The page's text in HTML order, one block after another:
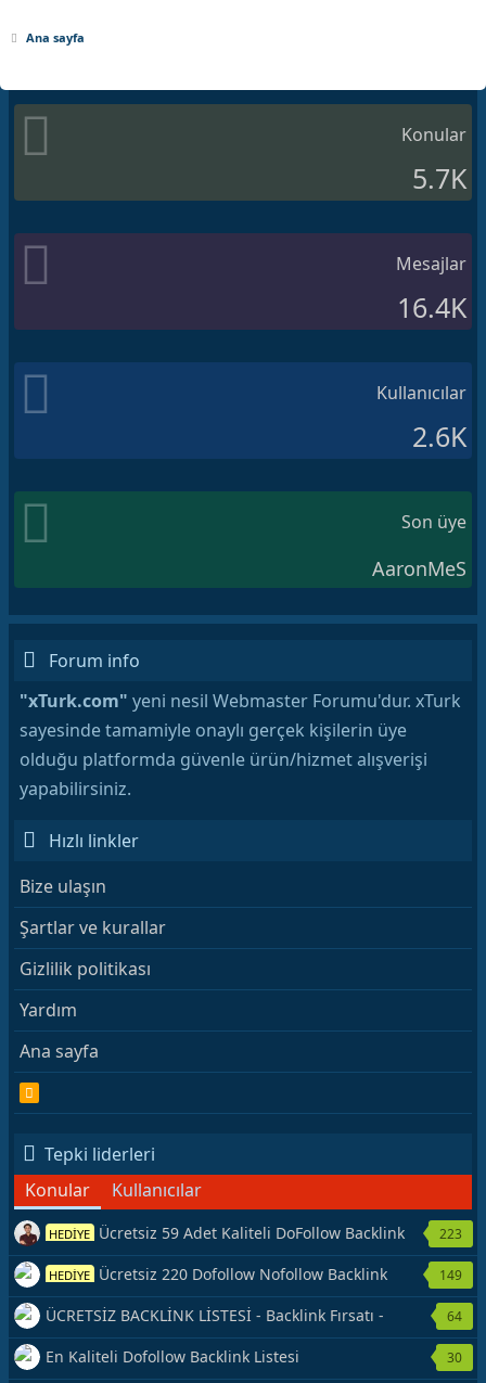
Ana sayfa
Konular
5.7K
Mesajlar
16.4K
Kullanıcılar
2.6K
Son üye
AaronMeS
Forum info
"xTurk.com" yeni nesil Webmaster Forumu'dur. xTurk
sayesinde tamamiyle onaylı gerçek kişilerin üye
olduğu platformda güvenle ürün/hizmet alışverişi
yapabilirsiniz.
Hızlı linkler
Bize ulaşın
Şartlar ve kurallar
Gizlilik politikası
Yardım
Ana sayfa
S
Tepki liderleri
Konular
Kullanıcılar
HEDİYE Ücretsiz 59 Adet Kaliteli DoFollow Backlink
Kaynağı Veriyorum.
223
HEDİYE Ücretsiz 220 Dofollow Nofollow Backlink
Veriyorum
149
ÜCRETSİZ BACKLİNK LİSTESİ - Backlink Fırsatı -
Hemen Yetiş!
64
En Kaliteli Dofollow Backlink Listesi 30